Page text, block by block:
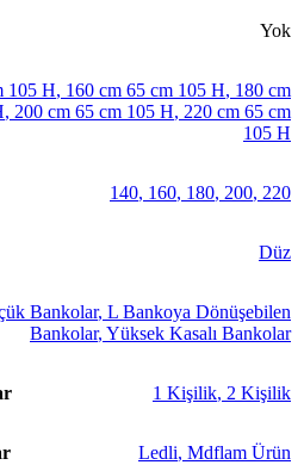
Yok
105 H, 160 cm 65 cm 105 H, 180 cm
, 200 cm 65 cm 105 H, 220 cm 65 cm
105 H
140, 160, 180, 200, 220
Düz
Bankolar, L Bankoya Dönüşebilen
Bankolar, Yüksek Kasalı Bankolar
1 Kişilik, 2 Kişilik
Ledli, Mdflam Ürün